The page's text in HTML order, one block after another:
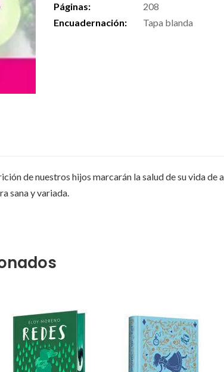
Páginas:
208
Encuadernación:
Tapa blanda
de nuestros hijos marcarán la salud de su vida
sana y variada.